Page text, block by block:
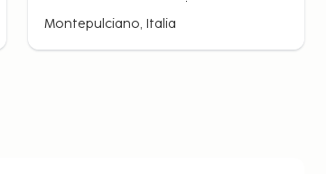
Montepulciano, Italia